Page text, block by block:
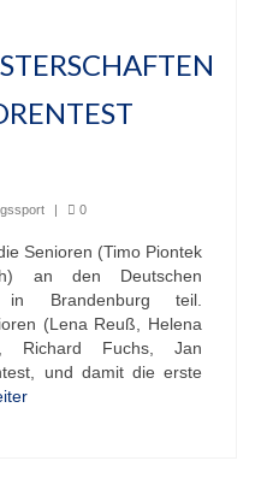
| 0
Senioren (Timo Piontek
an den Deutschen
in Brandenburg teil.
(Lena Reuß, Helena
Richard Fuchs, Jan
und damit die erste